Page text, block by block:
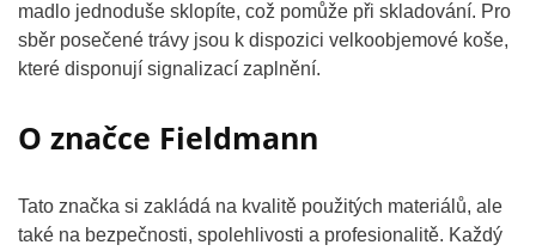
madlo jednoduše sklopíte, což pomůže při skladování. Pro
sběr posečené trávy jsou k dispozici velkoobjemové koše,
které disponují signalizací zaplnění.
O značce Fieldmann
Tato značka si zakládá na kvalitě použitých materiálů, ale
také na bezpečnosti, spolehlivosti a profesionalitě. Každý